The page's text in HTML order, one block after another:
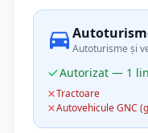
Autoturisme și
Autorizat — 1
Tractoare
Autovehicule GNC